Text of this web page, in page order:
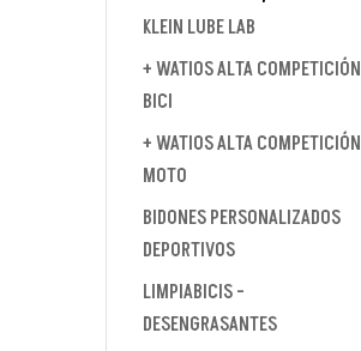
KLEIN LUBE LAB
+ WATIOS ALTA COMPETICIÓN
BICI
+ WATIOS ALTA COMPETICIÓN
MOTO
BIDONES PERSONALIZADOS
DEPORTIVOS
LIMPIABICIS -
DESENGRASANTES